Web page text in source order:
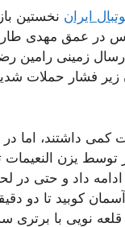
ایران نخستین
کرد و در دقیقه ۶ روی
و در دقیقه ۲۷ نیز روی
زیر فشار حملات
کمی داشتند، اما
کار می کرد و در دقیقه ۷۵
داد و حتی در
کوبید تا دو
نویی با برتری